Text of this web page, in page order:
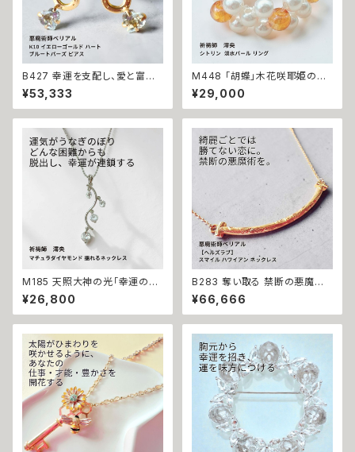
B427 幸運を支配し、愛と富を
引き寄せる 悪魔の馬蹄 K10 イ
エローゴールド ハート ブルート
パーズ ピアス 悪魔術師ベリアル
トーン10金 さくら チェリー 魔術
強力 悪魔術 黒魔術 おまじない
呪 本物 魔術師 金運 財運 収入
アップ 臨時収入 略奪 ライバル
縁結び お守り 開運
¥53,333
M448 「胡蝶」木花咲耶姫の愛
の祈り パール シトリン リング
運気上昇 成功 出世 恋愛運 魅
力運 縁結び お守り 御守り おま
願望成就 開運 開運グッズ 恋愛
成就 引き寄せ 運命 成功運 人
間関係 良縁 良縁成就 人気運
魅了 モテ 運気 恋愛 おまもり
¥29,000
M185 天照大神の光「幸運の連
鎖」運が味方し誰もがあなたを
応援 大開運 成功・金運・良縁 マ
チュラダイヤモンド 揺れるネッ
パワーストーン 天然石 ご利益
お守り 霊感霊視 スピリチュアル
強運 神社 神様
¥26,800
B283 奪い取る 禁断の悪魔術
恋の勝者になれる 縁切り【ヘル
ズラブ】スマイル ハワイアン ネ
ックレス ステンレス 悪魔術師
倫 ライバル 三角関係 ペンダン
ト 強力 排除 略奪愛 成就
¥66,666